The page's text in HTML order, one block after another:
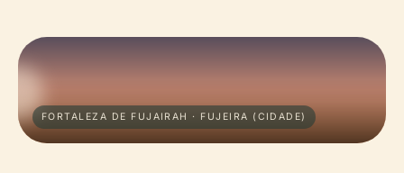
FORTALEZA DE FUJAIRAH · FUJEIRA (CIDADE)